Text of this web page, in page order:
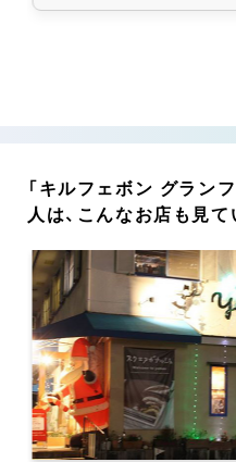
「キルフェボン グラン
人は、こんなお店も見て